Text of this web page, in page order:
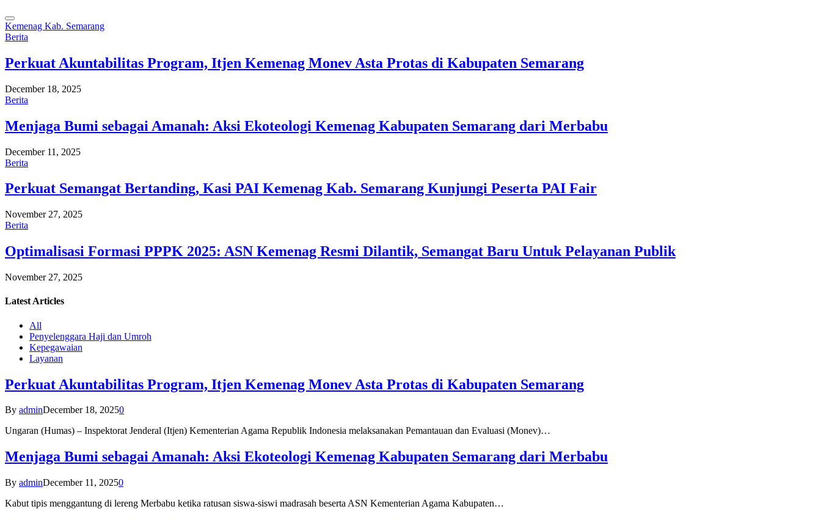
Kemenag Kab. Semarang
Berita
Perkuat Akuntabilitas Program, Itjen Kemenag Monev Asta Protas di Kabupaten Semarang
December 18, 2025
Berita
Menjaga Bumi sebagai Amanah: Aksi Ekoteologi Kemenag Kabupaten Semarang dari Merbabu
December 11, 2025
Berita
Perkuat Semangat Bertanding, Kasi PAI Kemenag Kab. Semarang Kunjungi Peserta PAI Fair
November 27, 2025
Berita
Optimalisasi Formasi PPPK 2025: ASN Kemenag Resmi Dilantik, Semangat Baru Untuk Pelayanan Publik
November 27, 2025
Latest Articles
All
Penyelenggara Haji dan Umroh
Kepegawaian
Layanan
Perkuat Akuntabilitas Program, Itjen Kemenag Monev Asta Protas di Kabupaten Semarang
By adminDecember 18, 20250
Ungaran (Humas) – Inspektorat Jenderal (Itjen) Kementerian Agama Republik Indonesia melaksanakan Pemantauan dan Evaluasi (Monev)…
Menjaga Bumi sebagai Amanah: Aksi Ekoteologi Kemenag Kabupaten Semarang dari Merbabu
By adminDecember 11, 20250
Kabut tipis menggantung di lereng Merbabu ketika ratusan siswa-siswi madrasah beserta ASN Kementerian Agama Kabupaten…